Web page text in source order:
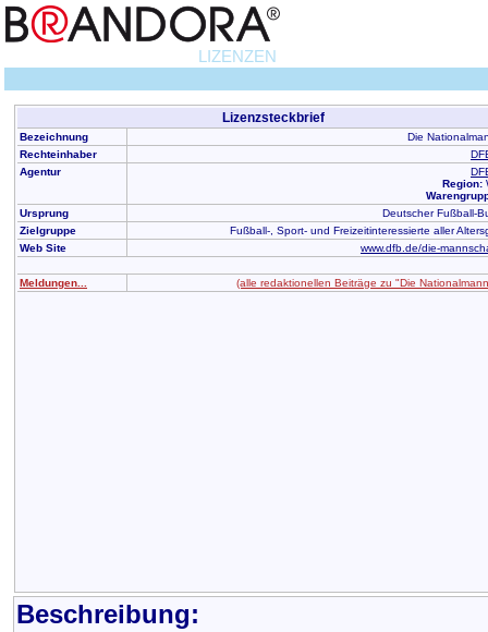
LIZENZEN
Lizenzsteckbrief
Bezeichnung
Die
Rechteinhaber
Agentur
Region:
Ursprung
Deutscher Fußball-
Zielgruppe
Fußball-, Sport- und Freizeitinteressierte aller
Web Site
www.dfb.de/die-
Meldungen... (alle redaktionellen Beiträge zu "Die
Beschreibung: